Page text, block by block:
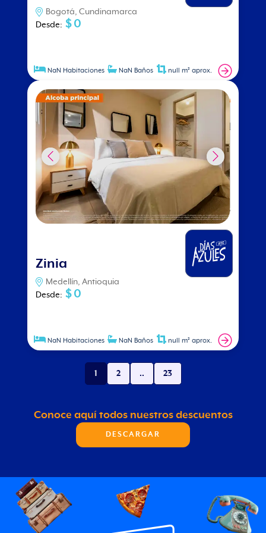
Bogotá, Cundinamarca
Desde: $ 0
NaN Habitaciones NaN Baños null m² aprox.
Zinia
Medellín, Antioquia
Desde: $ 0
NaN Habitaciones NaN Baños null m² aprox.
1 2 .. 23
Conoce aquí todos nuestros descuentos
DESCARGAR